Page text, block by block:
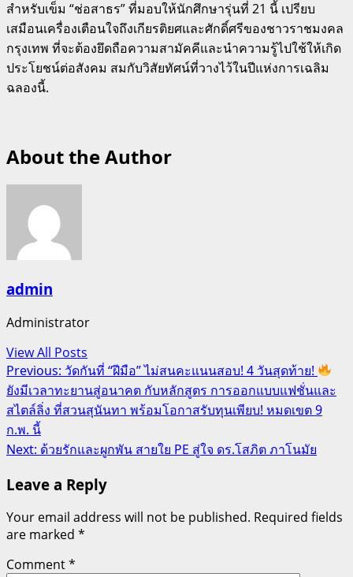
สำหรับเข็ม “ช่อสาธร” ที่มอบให้นักศึกษารุ่นที่ 21 นี้ เปรียบ
เสมือนเครื่องเตือนใจถึงเกียรติยศและศักดิ์ศรีของชาวราชมงคล
กรุงเทพ ที่จะต้องยึดถือความสามัคคีและนำความรู้ไปใช้ให้เกิด
ประโยชน์ต่อสังคม สมกับวิสัยทัศน์ที่วางไว้ในปีแห่งการเฉลิม
ฉลองนี้.
About the Author
admin
Administrator
View All Posts
Post
navigation
Previous: วัดกันที่ “ฝีมือ” ไม่สนคะแนนสอบ! 4 วันสุดท้าย!
ยังมีเวลาทะยานสู่อนาคต กับหลักสูตร การออกแบบแฟชั่นและ
สไตล์ลิ่ง ที่สวนสุนันทา พร้อมโอกาสรับทุนเพียบ! หมดเขต 9
ก.พ. นี้
Next: ด้วยรักและผูกพัน สายใย PE สู่ใจ ดร.โสภิต ภาโนมัย
Leave a Reply
Your email address will not be published. Required fields
are marked *
Comment*